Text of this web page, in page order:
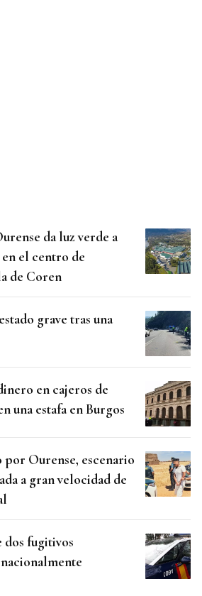
da luz verde a
el centro de
de Coren
grave tras una
en cajeros de
una estafa en Burgos
por Ourense, escenario
a gran velocidad de
dos fugitivos